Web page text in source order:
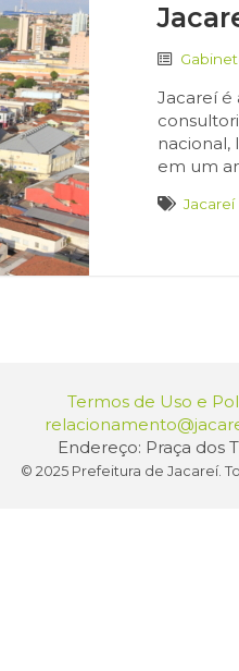
Jacareí é
nacional,
em um
Termos de Uso e
Endereço: Praça dos
© 2025 Prefeitura de Jacareí.